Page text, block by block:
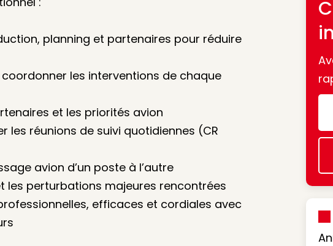
planning et partenaires pour réduire
les interventions de chaque
et les priorités avion
les réunions de suivi quotidiennes (CR
avion d’un poste à l’autre
les perturbations majeures rencontrées
efficaces et cordiales avec